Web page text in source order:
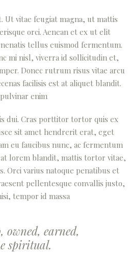
vitae feugiat magna, ut mattis
orci. Aenean et ex ut elit
tellus euismod fermentum.
mi nisl, viverra id sollicitudin et,
Donec rutrum risus vitae arcu
facilisis est at aliquet blandit.
enim
dui. Cras porttitor tortor quis ex
sit amet hendrerit erat, eget
eu faucibus nunc, ac fermentum
at lorem blandit, mattis tortor vitae,
Orci varius natoque penatibus et
pellentesque convallis justo,
tempor id massa
owned, earned,
spiritual.